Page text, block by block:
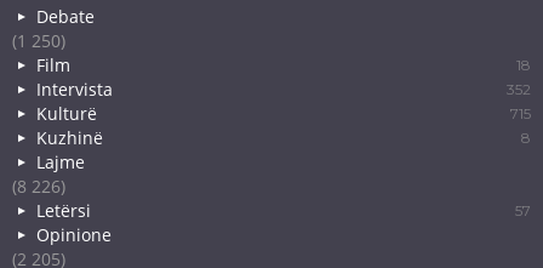
Debate
(1 250)
Film
18
Intervista 352
Kulturë 715
Kuzhinë 8
Lajme
(8 226)
Letërsi
57
Opinione
(2 205)